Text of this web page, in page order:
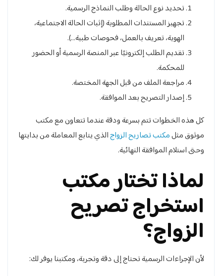
تحديد نوع الحالة وطلب النماذج الرسمية.
تجهيز المستندات المطلوبة (إثبات الحالة الاجتماعية،
الهوية، تعريف بالعمل، فحوصات طبية…).
تقديم الطلب إلكترونيًا عبر المنصة الرسمية أو الحضور
للمحكمة.
مراجعة الملف من قبل الجهة المختصة.
إصدار التصريح بعد الموافقة.
كل هذه الخطوات تتم بسرعة ودقة عندما تتعاون مع مكتب
موثوق مثلمكتب تصاريح الزواجالذي يتابع المعاملة من بدايتها
وحتى استلام الموافقة النهائية.
لماذا تختار مكتب
استخراج تصريح
الزواج؟
لأن الإجراءات الرسمية تحتاج إلى دقة وتجربة، ومكتبنا يوفر لك: